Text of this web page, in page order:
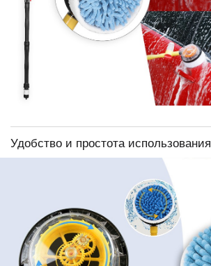
Удобство и простота использования